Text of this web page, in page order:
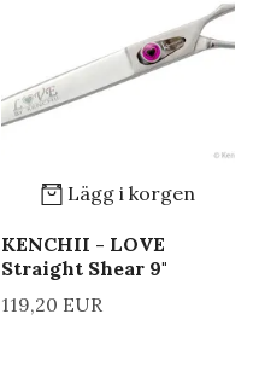
Lägg i korgen
KENCHII - LOVE
Straight Shear 9"
119,20 EUR